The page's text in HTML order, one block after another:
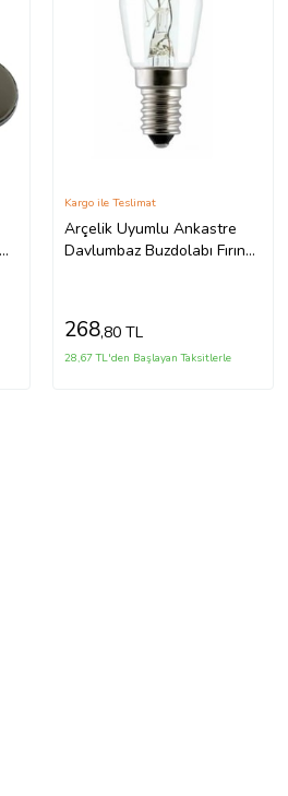
Arçelik Uyumlu Ankastre
Davlumbaz Buzdolabı Fırın
Kargo ile Teslimat
268,80 TL
28,67 TL'den Başlayan Taksitlerle